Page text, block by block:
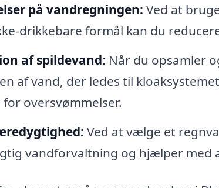
på vandregningen: Ved at
drikkebare formål kan du
af spildevand: Når du opsamler
af vand, der ledes til
oversvømmelser.
Ved at vælge et
vandforvaltning og hjælper med